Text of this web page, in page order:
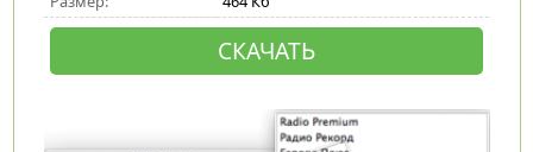
СКАЧАТЬ